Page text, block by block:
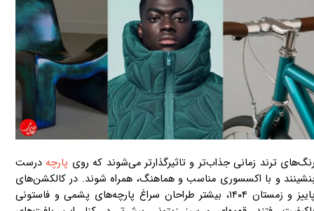
ترند زمانی جذاب‌تر و تاثیرگذارتر می‌شوند که روی پارچهدرست
و با اکسسوری مناسب و هماهنگ، همراه شوند. در کالکشن‌های
پاییز و زمستان ۱۴۰۴، بیشتر طراحان سراغ پارچه‌های پشمی و فاستونی